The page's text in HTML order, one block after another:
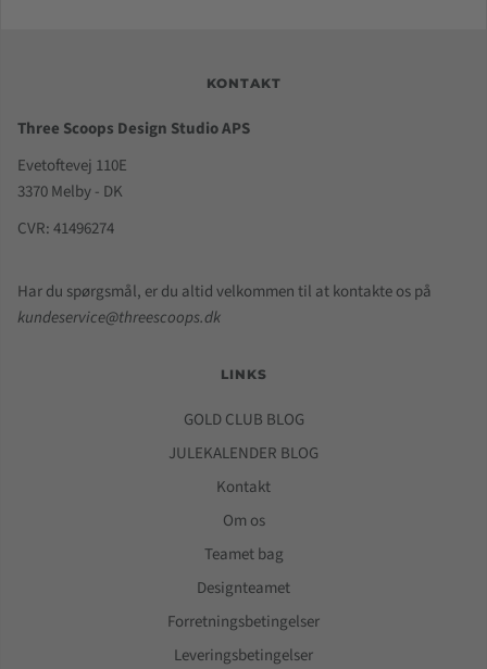
KONTAKT
Three Scoops Design Studio APS
Evetoftevej 110E
3370 Melby - DK
CVR: 41496274
Har du spørgsmål, er du altid velkommen til at kontakte os på
kundeservice@threescoops.dk
LINKS
GOLD CLUB BLOG
JULEKALENDER BLOG
Kontakt
Om os
Teamet bag
Designteamet
Forretningsbetingelser
Leveringsbetingelser